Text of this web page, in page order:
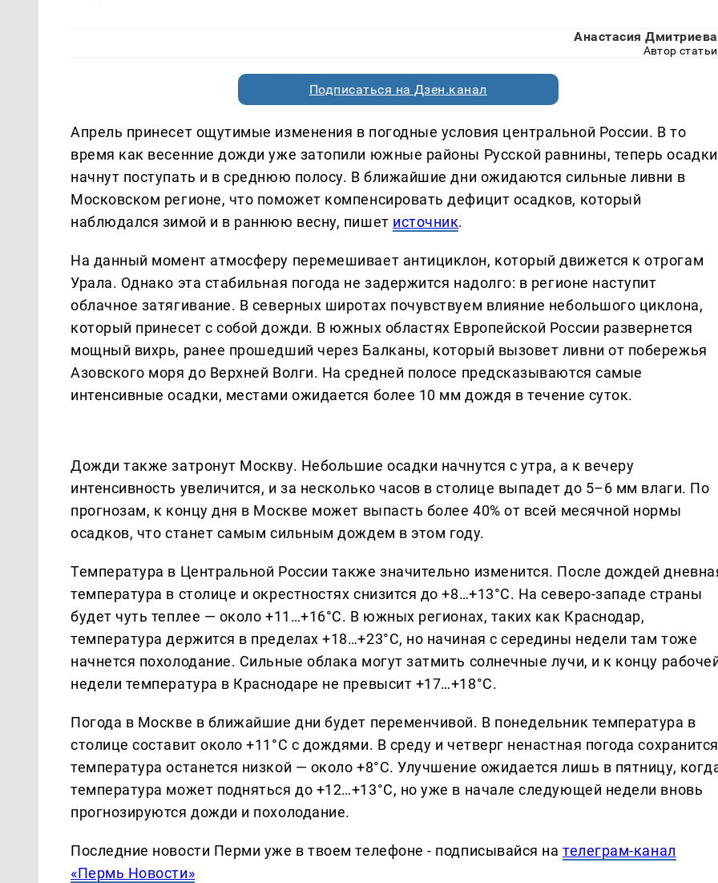
Анастасия Дмитриева
Автор статьи
Подписаться на Дзен.канал
Апрель принесет ощутимые изменения в погодные условия центральной России. В то
время как весенние дожди уже затопили южные районы Русской равнины, теперь осадки
начнут поступать и в среднюю полосу. В ближайшие дни ожидаются сильные ливни в
Московском регионе, что поможет компенсировать дефицит осадков, который
наблюдался зимой и в раннюю весну, пишет источник.
На данный момент атмосферу перемешивает антициклон, который движется к отрогам
Урала. Однако эта стабильная погода не задержится надолго: в регионе наступит
облачное затягивание. В северных широтах почувствуем влияние небольшого циклона,
который принесет с собой дожди. В южных областях Европейской России развернется
мощный вихрь, ранее прошедший через Балканы, который вызовет ливни от побережья
Азовского моря до Верхней Волги. На средней полосе предсказываются самые
интенсивные осадки, местами ожидается более 10 мм дождя в течение суток.
Дожди также затронут Москву. Небольшие осадки начнутся с утра, а к вечеру
интенсивность увеличится, и за несколько часов в столице выпадет до 5–6 мм влаги. По
прогнозам, к концу дня в Москве может выпасть более 40% от всей месячной нормы
осадков, что станет самым сильным дождем в этом году.
Температура в Центральной России также значительно изменится. После дождей
температура в столице и окрестностях снизится до +8…+13°C. На северо-западе страны
будет чуть теплее — около +11…+16°C. В южных регионах, таких как Краснодар,
температура держится в пределах +18…+23°C, но начиная с середины недели там тоже
начнется похолодание. Сильные облака могут затмить солнечные лучи, и к концу
недели температура в Краснодаре не превысит +17…+18°C.
Погода в Москве в ближайшие дни будет переменчивой. В понедельник температура в
столице составит около +11°C с дождями. В среду и четверг ненастная погода
температура останется низкой — около +8°C. Улучшение ожидается лишь в пятницу,
температура может подняться до +12…+13°C, но уже в начале следующей недели вновь
прогнозируются дожди и похолодание.
Последние новости Перми уже в твоем телефоне - подписывайся нателеграм-канал
«Пермь Новости»